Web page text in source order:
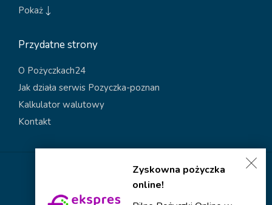
Zyskowna pożyczka
online!
Pokaż
Przydatne strony
O Pożyczkach24
Jak działa serwis Pozyczka-poznan
Kalkulator walutowy
Kontakt
Polityka dotycząca plików cookies
Polityka prywatności